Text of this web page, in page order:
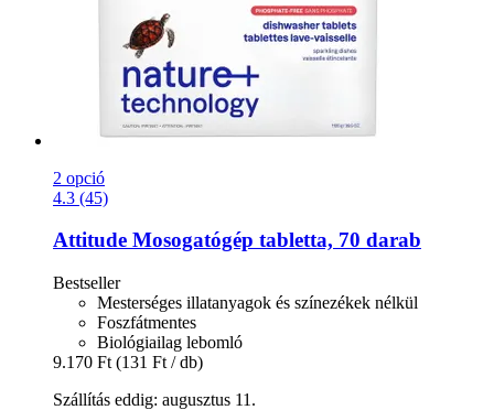
2 opció
4.3 (45)
Attitude Mosogatógép tabletta, 70 darab
Bestseller
Mesterséges illatanyagok és színezékek nélkül
Foszfátmentes
Biológiailag lebomló
9.170 Ft (131 Ft / db)
Szállítás eddig: augusztus 11.